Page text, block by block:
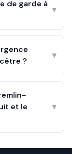
de garde à
▾
?
▾
et le
▾